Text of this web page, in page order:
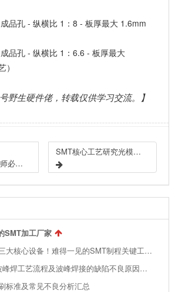
品孔 - 纵横比 1：8 - 板厚最大 1.6mm
品孔 - 纵横比 1：6.6 - 板厚最大
野生硬件佬，转载仅供学习交流。】
一个SMT工艺工程师必备的专业知识与技能清单，快快盘点你具备哪些技能？
SMT核心工艺研究光模块产品与PCB失效分析技术
SMT加工厂家
电子厂SMT生产线三大核心设备！难得一见的SMT制程关键工艺视频！
电子厂最全面DIP波峰焊工艺流程及波峰焊接的缺陷不良原因分析 !
标准及常见不良分析汇总